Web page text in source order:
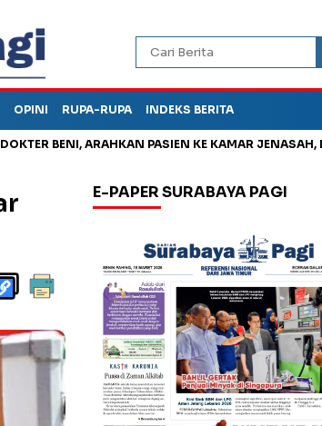
OPINI RUPA-RUPA INDEKS BERITA
ARAHKAN PASIEN KE KAMAR JENASAH, DISOROT
E-PAPER SURABAYA PAGI